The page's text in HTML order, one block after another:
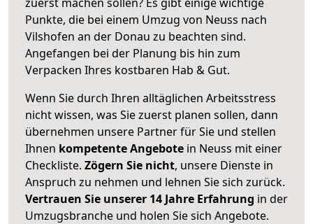
Punkte, die bei einem Umzug von Neuss nach
Vilshofen an der Donau zu beachten sind.
Angefangen bei der Planung bis hin zum
Verpacken Ihres kostbaren Hab & Gut.
Wenn Sie durch Ihren alltäglichen Arbeitsstress
nicht wissen, was Sie zuerst planen sollen, dann
übernehmen unsere Partner für Sie und stellen
Ihnen kompetente Angebote in Neuss mit einer
Checkliste. Zögern Sie nicht, unsere Dienste in
Anspruch zu nehmen und lehnen Sie sich zurück.
Vertrauen Sie unserer 14 Jahre Erfahrung in der
Umzugsbranche und holen Sie sich Angebote.